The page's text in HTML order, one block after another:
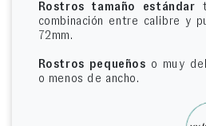
Rostros tamaño estándar
combinación entre calibre y
72mm.
Rostros pequeños o muy
o menos de ancho.